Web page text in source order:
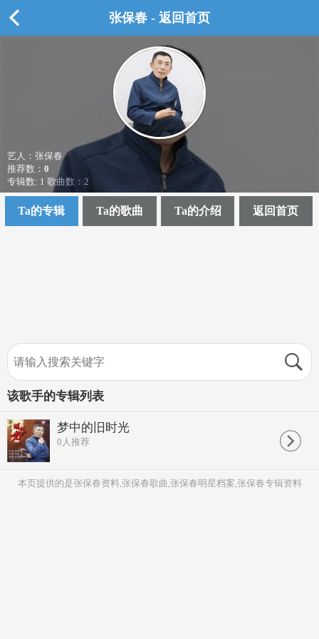
张保春 - 返回首页
艺人：张保春
推荐数： 0
专辑数: 1 歌曲数：2
Ta的专辑 Ta的歌曲 Ta的介绍 返回首页
该歌手的专辑列表
梦中的旧时光
0 人推荐
本页提供的是张保春资料,张保春歌曲,张保春明星档案,张保春专辑资料